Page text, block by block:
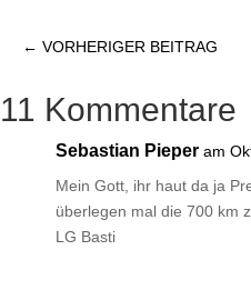
← VORHERIGER BEITRAG
11 Kommentare
Sebastian Pieper am
Mein Gott, ihr haut da ja
überlegen mal die 700 km
LG Basti